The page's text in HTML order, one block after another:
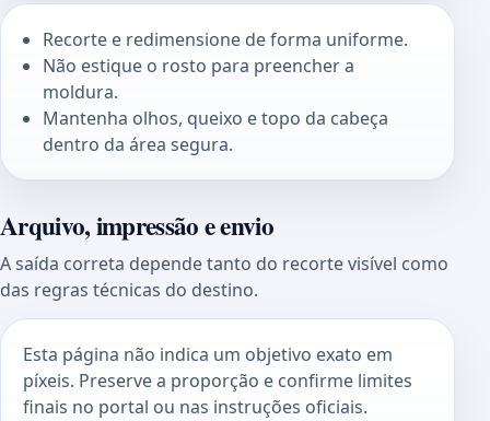
Recorte e redimensione de forma uniforme.
Não estique o rosto para preencher a
moldura.
Mantenha olhos, queixo e topo da cabeça
dentro da área segura.
Arquivo, impressão e envio
A saída correta depende tanto do recorte visível como
das regras técnicas do destino.
Esta página não indica um objetivo exato em
píxeis. Preserve a proporção e confirme limites
finais no portal ou nas instruções oficiais.